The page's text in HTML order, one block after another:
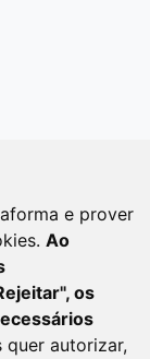
e prover
Ao
os
quer autorizar,
900,